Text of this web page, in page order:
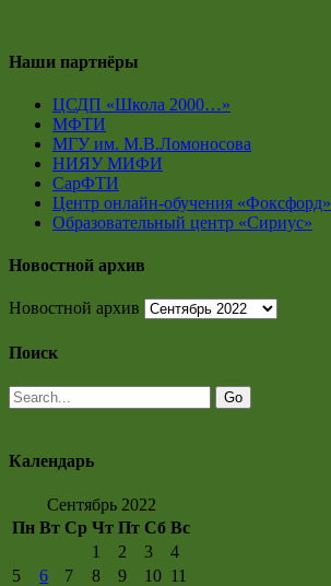
Наши партнёры
ЦСДП «Школа 2000…»
МФТИ
МГУ им. М.В.Ломоносова
НИЯУ МИФИ
СарФТИ
Центр онлайн-обучения «Фоксфорд»
Образовательный центр «Сириус»
Новостной архив
Новостной архив
Поиск
Календарь
Сентябрь 2022
Пн Вт Ср Чт Пт Сб Вс
1
2 3
4
5
6 7 8 9 10 11